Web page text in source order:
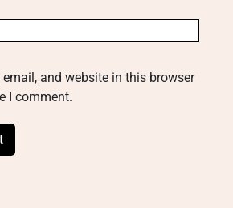
email, and website in this browser
I comment.